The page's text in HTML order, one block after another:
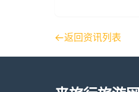
返回资讯列表